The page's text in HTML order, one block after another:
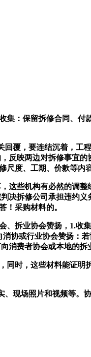
：保留拆修合同、付
，要连结沉着，工
映两边对拆修事宜的
度、工期、价款等内
些机构有必然的调整
决拆修公司承担违约
！采购材料的。
拆业协会赞扬，1.收
协或行业协会赞扬：
消费者协会或本地的拆
时，这些材料能证明
现场照片和视频等。